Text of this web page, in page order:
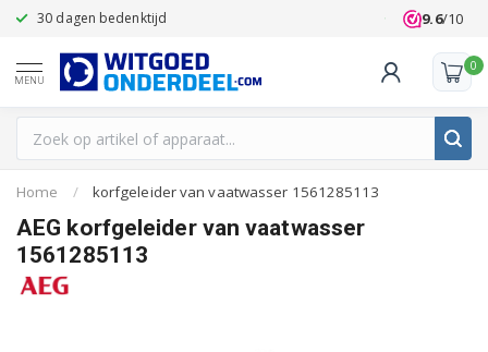
30 dagen bedenktijd Klanten
9.6/10
MENU
0
Home / korfgeleider van vaatwasser 1561285113
AEG korfgeleider van vaatwasser
1561285113